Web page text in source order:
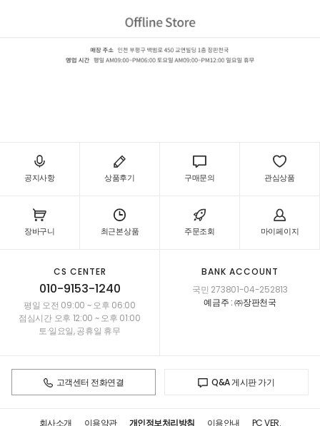
공지사항 상품후기 구매문의 관심상품
장바구니 최근본상품 주문조회 마이페이지
CS CENTER
010-9153-1240
평일 오전 09:00 ~ 오후 06:00
점심시간 오후 12:00 ~ 오후 01:00
토·일요일, 공휴일 휴무
BANK ACCOUNT
국민 273801-04-252813
예금주 : ㈜장판천국
고객센터 전화연결 Q&A 게시판 가기
회사소개 이용약관 개인정보처리방침 이용안내 PC VER.